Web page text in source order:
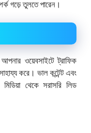
গড়ে তুলতে পারেন।
ওয়েবসাইটে ট্রাফিক
করে। ভাল কন্টেন্ট এবং
থেকে সরাসরি লিড